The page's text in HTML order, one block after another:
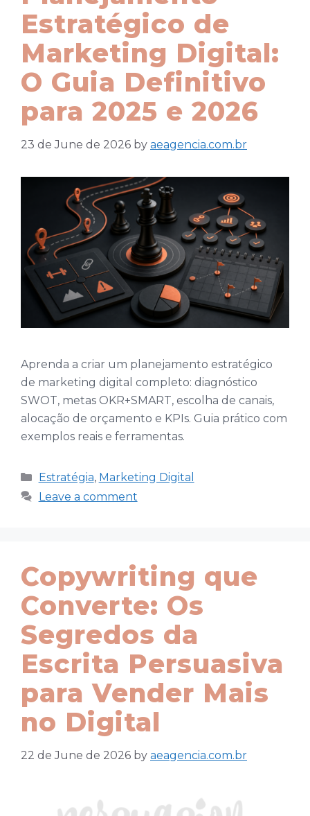
Estratégico de
Marketing Digital:
O Guia Definitivo
para 2025 e 2026
23 de June de 2026 by aeagencia.com.br
Aprenda a criar um planejamento estratégico
de marketing digital completo: diagnóstico
SWOT, metas OKR+SMART, escolha de canais,
alocação de orçamento e KPIs. Guia prático com
exemplos reais e ferramentas.
Categories
Estratégia, Marketing Digital
Leave a comment
Copywriting que
Converte: Os
Segredos da
Escrita Persuasiva
para Vender Mais
no Digital
22 de June de 2026 by aeagencia.com.br